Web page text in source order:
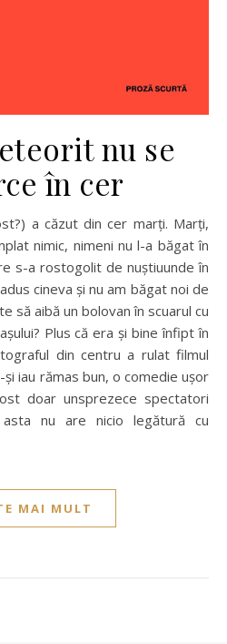
nu se
în cer
nimic, nimeni nu l-a băgat în
s-a rostogolit de nuștiuunde în
cineva și nu am băgat noi de
să aibă un bolovan în scuarul cu
Plus că era și bine înfipt în
din centru a rulat filmul
iau rămas bun, o comedie ușor
doar unsprezece spectatori
nu are nicio legătură cu
MAI MULT